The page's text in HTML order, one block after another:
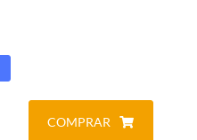
COMPRAR